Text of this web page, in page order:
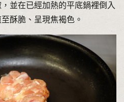
並在已經加熱的平底鍋裡倒入
酥脆、呈現焦褐色。